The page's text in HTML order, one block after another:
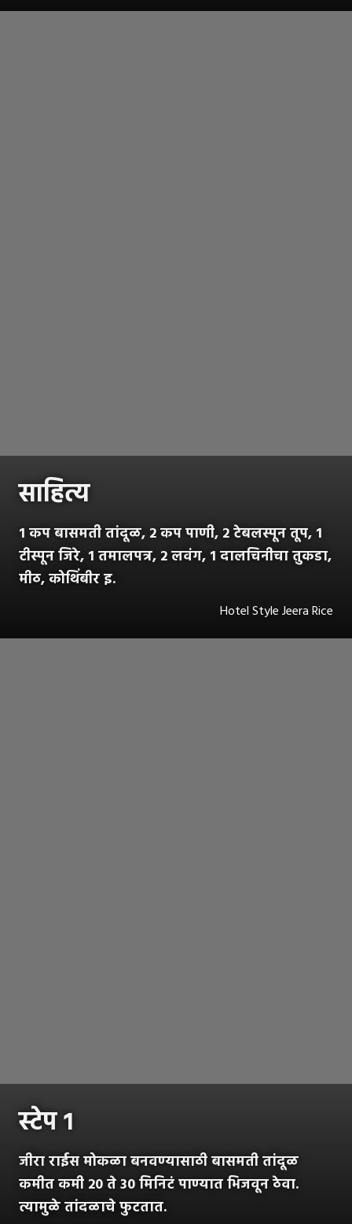
साहित्य
1 कप बासमती तांदूळ, 2 कप पाणी, 2 टेबलस्पून तूप, 1
टीस्पून जिरे, 1 तमालपत्र, 2 लवंग, 1 दालचिनीचा तुकडा,
मीठ, कोथिंबीर इ.
Hotel Style Jeera Rice
स्टेप १
जीरा राईस मोकळा बनवण्यासाठी बासमती तांदूळ
कमीत कमी 20 ते 30 मिनिटं पाण्यात भिजवून ठेवा.
त्यामुळे तांदळाचे फुटतात.